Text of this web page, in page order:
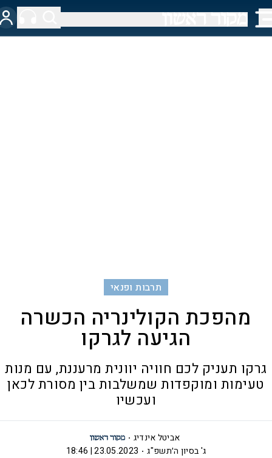
תרבות ופנאי
מהפכת הקולינריה הכשרה
הגיעה לגרקו
גרקו תעניק לכם חוויה יוונית מרעננת, עם מנות
טעימות ומוקפדות שמשלבות בין מסורת לכאן
ועכשיו
אביטל אינדיג
ג' בסיון ה׳תשפ"ג
23.05.2023 | 18:46